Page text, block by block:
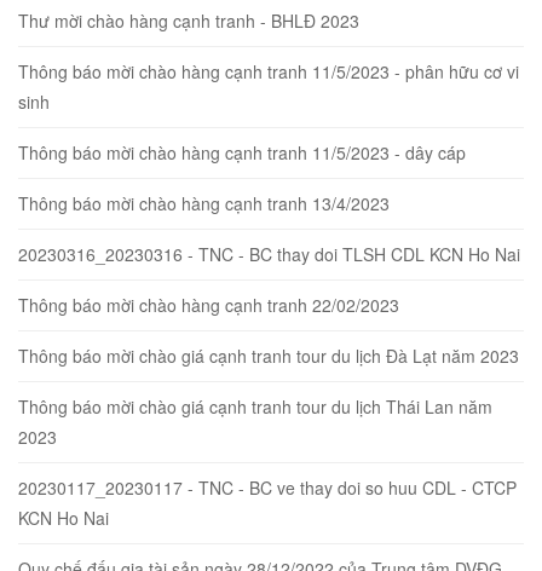
Thư mời chào hàng cạnh tranh - BHLĐ 2023
Thông báo mời chào hàng cạnh tranh 11/5/2023 - phân hữu cơ vi
sinh
Thông báo mời chào hàng cạnh tranh 11/5/2023 - dây cáp
Thông báo mời chào hàng cạnh tranh 13/4/2023
20230316_20230316 - TNC - BC thay doi TLSH CDL KCN Ho Nai
Thông báo mời chào hàng cạnh tranh 22/02/2023
Thông báo mời chào giá cạnh tranh tour du lịch Đà Lạt năm 2023
Thông báo mời chào giá cạnh tranh tour du lịch Thái Lan năm
2023
20230117_20230117 - TNC - BC ve thay doi so huu CDL - CTCP
KCN Ho Nai